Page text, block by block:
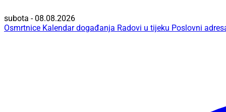
subota - 08.08.2026
Osmrtnice Kalendar događanja Radovi u tijeku Poslovni